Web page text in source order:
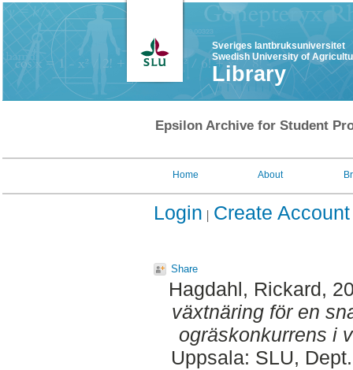
Sveriges lantbruksuniversitet
Swedish University of
Library
Epsilon Archive for Student
Home About
Login Create Account
Share
Hagdahl, Rickard,
växtnäring för en
ogräskonkurrens i
Uppsala: SLU,